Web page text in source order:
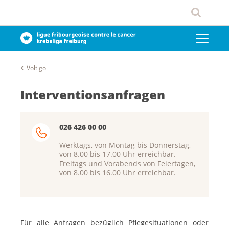
Voltigo
Interventionsanfragen
026 426 00 00
Werktags, von Montag bis Donnerstag,
von 8.00 bis 17.00 Uhr erreichbar.
Freitags und Vorabends von Feiertagen,
von 8.00 bis 16.00 Uhr erreichbar.
Für alle Anfragen bezüglich Pflegesituationen oder